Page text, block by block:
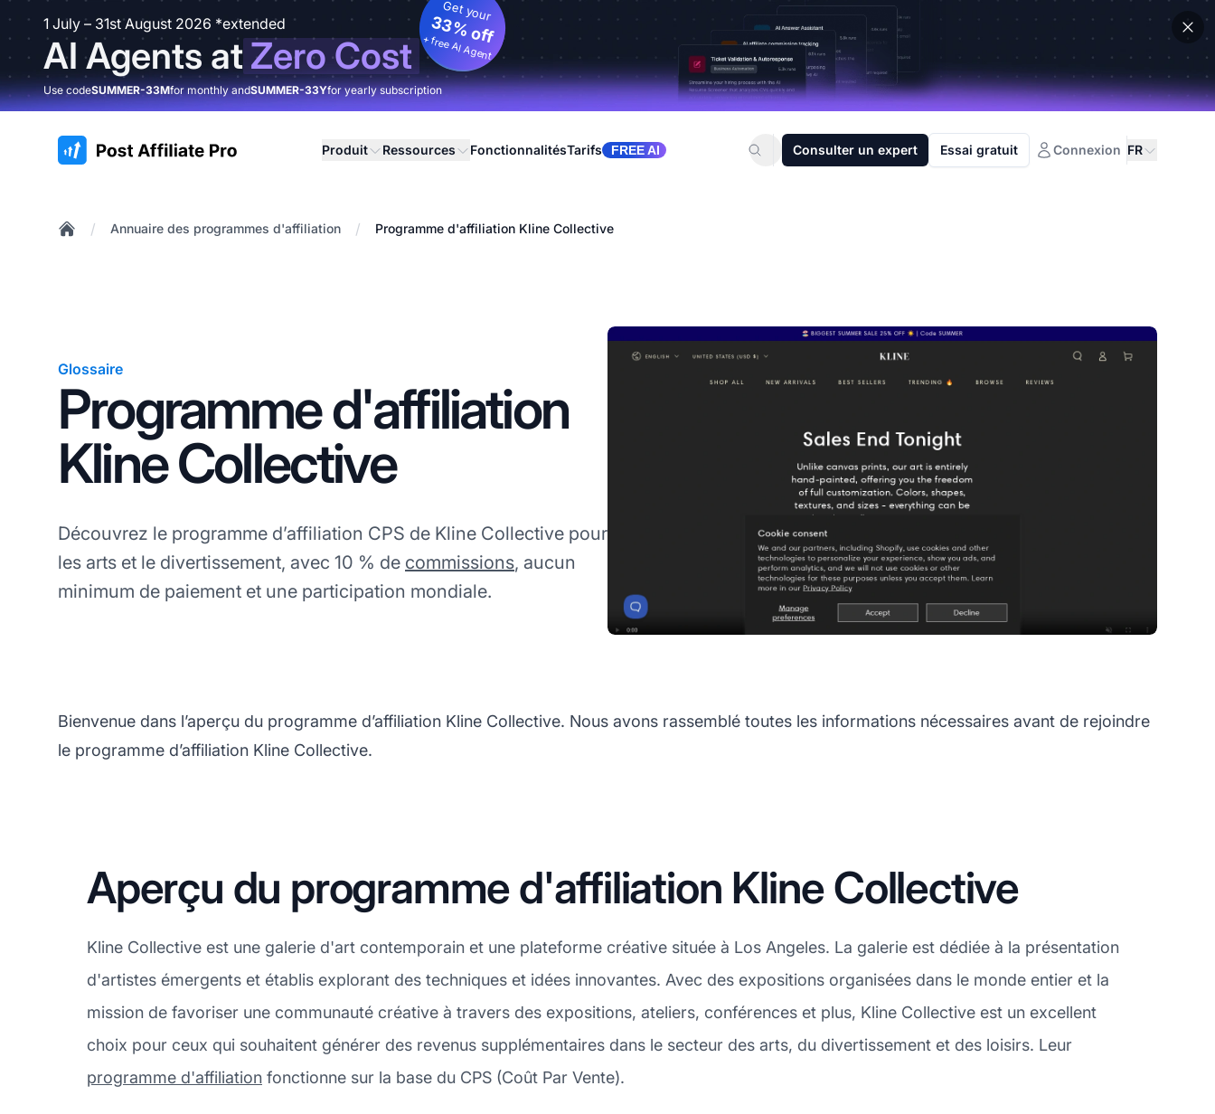
1 July – 31st August 2026 *extended
AI Agents atZero Cost
Get your
33% off
+ free AI Agent
Use codeSUMMER-33Mfor monthly andSUMMER-33Yfor yearly subscription
:site.title Produit Ressources FonctionnalitésTarifs FREE AI Consulter un expert Essai gratuit Connexion FR
/ Annuaire des programmes d'affiliation / Programme d'affiliation Kline Collective
Glossaire
Programme d'affiliation
Kline Collective
Découvrez le programme d’affiliation CPS de Kline Collective pour
les arts et le divertissement, avec 10 % de commissions, aucun
minimum de paiement et une participation mondiale.
Bienvenue dans l’aperçu du programme d’affiliation Kline Collective. Nous avons rassemblé toutes les informations nécessaires avant de rejoindre
le programme d’affiliation Kline Collective.
Aperçu du programme d'affiliation Kline Collective
Kline Collective est une galerie d'art contemporain et une plateforme créative située à Los Angeles. La galerie est dédiée à la présentation
d'artistes émergents et établis explorant des techniques et idées innovantes. Avec des expositions organisées dans le monde entier et la
mission de favoriser une communauté créative à travers des expositions, ateliers, conférences et plus, Kline Collective est un excellent
choix pour ceux qui souhaitent générer des revenus supplémentaires dans le secteur des arts, du divertissement et des loisirs. Leur
programme d'affiliation fonctionne sur la base du CPS (Coût Par Vente).